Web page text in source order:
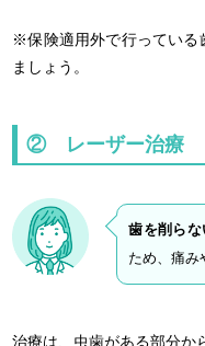
※保険適用外で行っている
ましょう。
② レーザー治療
歯を削らな
ため、痛み
治療は、虫歯がある部分か